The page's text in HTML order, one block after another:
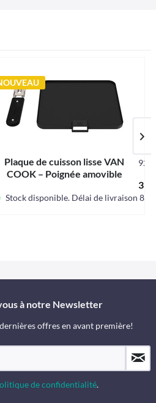
*
Plaque de cuisson lisse VAN
COOK – Poignée amovible
Stock disponible. Délai de livraison 8-
à notre Newsletter
offres en avant première!
de confidentialité.